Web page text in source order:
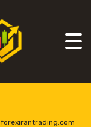
forexirantrading.com